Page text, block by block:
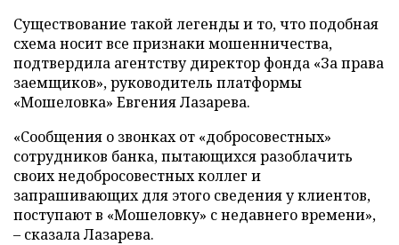
Существование такой легенды и то, что подобная
схема носит все признаки мошенничества,
подтвердила агентству директор фонда «За права
заемщиков», руководитель платформы
«Мошеловка» Евгения Лазарева.
«Сообщения о звонках от «добросовестных»
сотрудников банка, пытающихся разоблачить
своих недобросовестных коллег и
запрашивающих для этого сведения у клиентов,
поступают в «Мошеловку» с недавнего времени»,
– сказала Лазарева.